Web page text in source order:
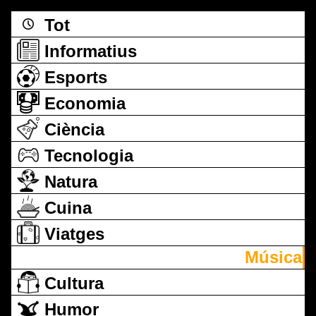
Tot
Informatius
Esports
Economia
Ciència
Tecnologia
Natura
Cuina
Viatges
Música
Cultura
Humor